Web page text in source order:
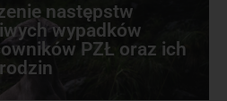
następstw
wypadków
PZŁ oraz ich
rodzin